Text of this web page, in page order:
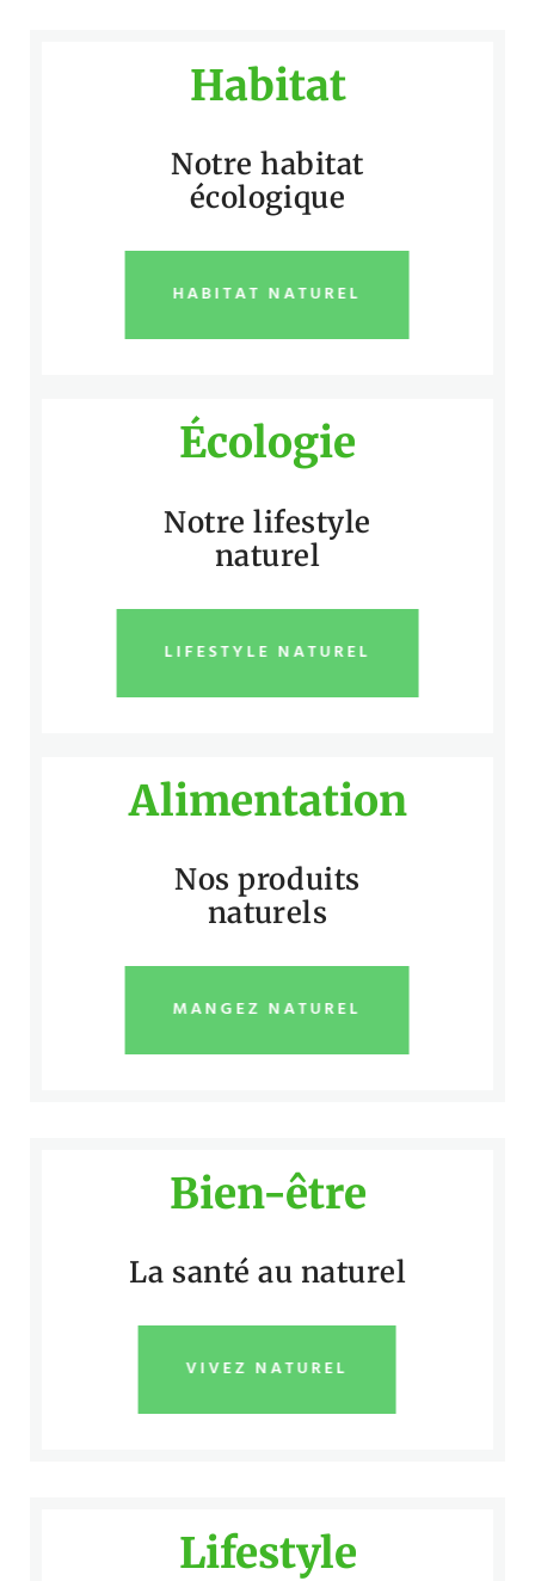
Habitat
Notre habitat
écologique
HABITAT NATUREL
Écologie
Notre lifestyle
naturel
LIFESTYLE NATUREL
Alimentation
Nos produits
naturels
MANGEZ NATUREL
Bien-être
La santé au naturel
VIVEZ NATUREL
Lifestyle